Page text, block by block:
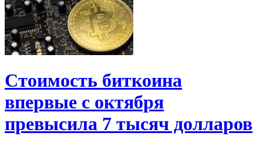
Стоимость биткоина
впервые с октября
превысила 7 тысяч долларов